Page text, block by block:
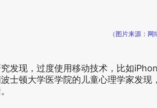
（图片来源：网
发现，过度使用移动技术，比如
士顿大学医学院的儿童心理学家发